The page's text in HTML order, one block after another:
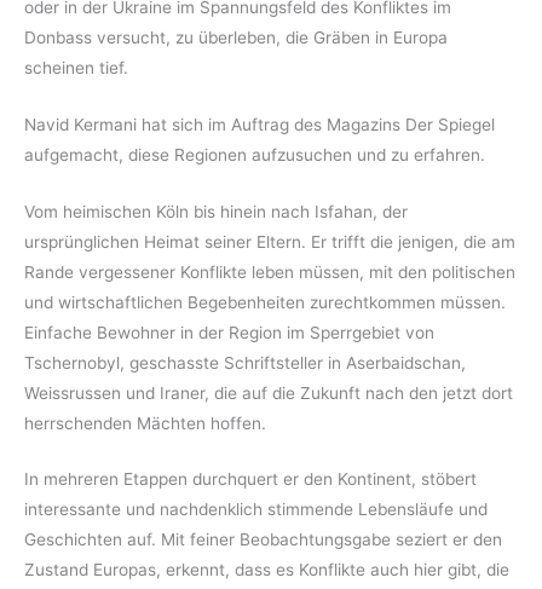
oder in der Ukraine im Spannungsfeld des Konfliktes im
Donbass versucht, zu überleben, die Gräben in Europa
scheinen tief.
Navid Kermani hat sich im Auftrag des Magazins Der Spiegel
aufgemacht, diese Regionen aufzusuchen und zu erfahren.
Vom heimischen Köln bis hinein nach Isfahan, der
ursprünglichen Heimat seiner Eltern. Er trifft die jenigen, die am
Rande vergessener Konflikte leben müssen, mit den politischen
und wirtschaftlichen Begebenheiten zurechtkommen müssen.
Einfache Bewohner in der Region im Sperrgebiet von
Tschernobyl, geschasste Schriftsteller in Aserbaidschan,
Weissrussen und Iraner, die auf die Zukunft nach den jetzt dort
herrschenden Mächten hoffen.
In mehreren Etappen durchquert er den Kontinent, stöbert
interessante und nachdenklich stimmende Lebensläufe und
Geschichten auf. Mit feiner Beobachtungsgabe seziert er den
Zustand Europas, erkennt, dass es Konflikte auch hier gibt, die